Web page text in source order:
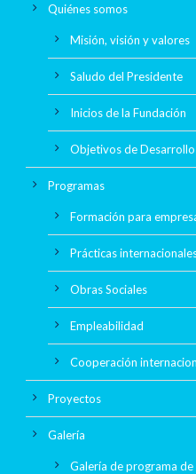
Quiénes somos
Misión, visión y valores
Saludo del Presidente
Inicios de la Fundación
Objetivos de
Programas
Formación para
Prácticas
Obras Sociales
Empleabilidad
Cooperación
Proyectos
Galería
Galería de programa